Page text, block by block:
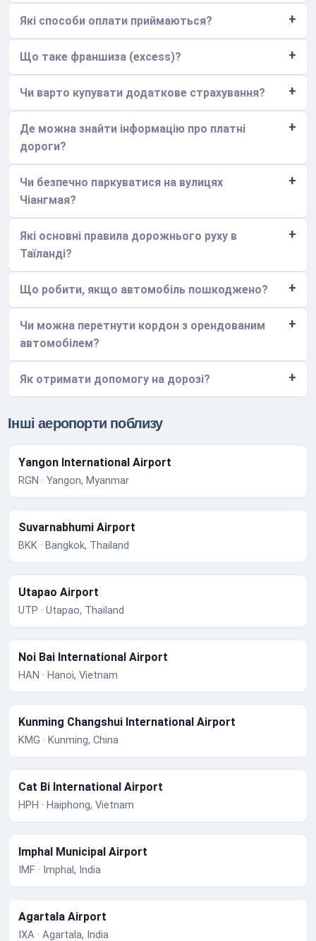
Які способи оплати приймаються?
Що таке франшиза (excess)?
Чи варто купувати додаткове страхування?
Де можна знайти інформацію про платні
дороги?
Чи безпечно паркуватися на вулицях
Чіангмая?
Які основні правила дорожнього руху в
Таїланді?
Що робити, якщо автомобіль пошкоджено?
Чи можна перетнути кордон з орендованим
автомобілем?
Як отримати допомогу на дорозі?
Інші аеропорти поблизу
Yangon International Airport
RGN · Yangon, Myanmar
Suvarnabhumi Airport
BKK · Bangkok, Thailand
Utapao Airport
UTP · Utapao, Thailand
Noi Bai International Airport
HAN · Hanoi, Vietnam
Kunming Changshui International Airport
KMG · Kunming, China
Cat Bi International Airport
HPH · Haiphong, Vietnam
Imphal Municipal Airport
IMF · Imphal, India
Agartala Airport
IXA · Agartala, India